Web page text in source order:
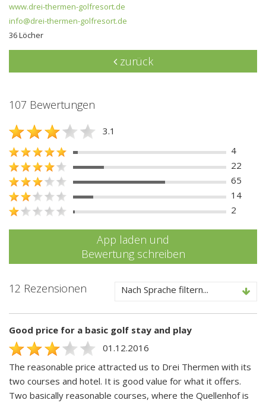
www.drei-thermen-golfresort.de
info@drei-thermen-golfresort.de
36 Löcher
zurück
107 Bewertungen
3.1
4
22
65
14
2
App laden und
Bewertung schreiben
12 Rezensionen Nach Sprache filtern...
Good price for a basic golf stay and play
01.12.2016
The reasonable price attracted us to Drei Thermen with its
two courses and hotel. It is good value for what it offers.
Two basically reasonable courses, where the Quellenhof is